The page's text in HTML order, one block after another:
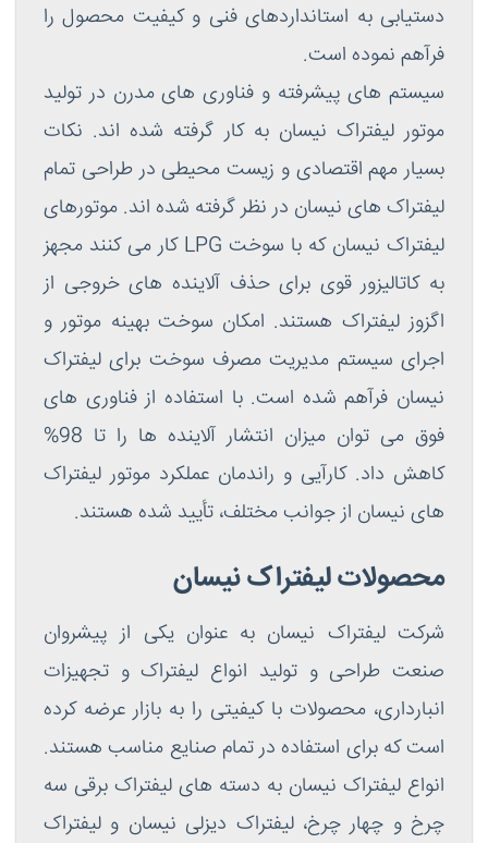
دستیابی به استانداردهای فنی و کیفیت محصول را
فرآهم نموده است.
سیستم های پیشرفته و فناوری های مدرن در تولید
موتور لیفتراک نیسان به کار گرفته شده اند. نکات
بسیار مهم اقتصادی و زیست محیطی در طراحی تمام
لیفتراک های نیسان در نظر گرفته شده اند. موتورهای
لیفتراک نیسان که با سوخت LPG کار می کنند مجهز
به کاتالیزور قوی برای حذف آلاینده های خروجی از
اگزوز لیفتراک هستند. امکان سوخت بهینه موتور و
اجرای سیستم مدیریت مصرف سوخت برای لیفتراک
نیسان فرآهم شده است. با استفاده از فناوری های
فوق می توان میزان انتشار آلاینده ها را تا 98%
کاهش داد. کارآیی و راندمان عملکرد موتور لیفتراک
های نیسان از جوانب مختلف، تأیید شده هستند.
محصولات لیفتراک نیسان
شرکت لیفتراک نیسان به عنوان یکی از پیشروان
صنعت طراحی و تولید انواع لیفتراک و تجهیزات
انبارداری، محصولات با کیفیتی را به بازار عرضه کرده
است که برای استفاده در تمام صنایع مناسب هستند.
انواع لیفتراک نیسان به دسته های لیفتراک برقی سه
چرخ و چهار چرخ، لیفتراک دیزلی نیسان و لیفتراک